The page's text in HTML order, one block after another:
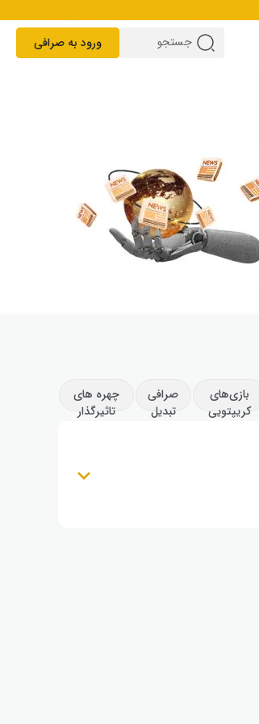
ورود به صرافی
بازی‌های
کریپتویی
صرافی
تبدیل
چهره های
تاثیرگذار